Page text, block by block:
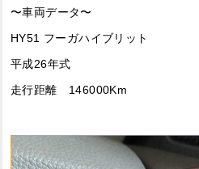
〜車両データ〜
HY51 フーガハイブリット
平成26年式
走行距離 146000Km